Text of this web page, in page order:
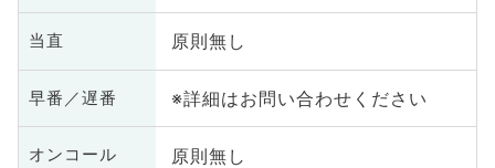
当直 原則無し
早番／遅番 ※詳細はお問い合わせください
オンコール 原則無し